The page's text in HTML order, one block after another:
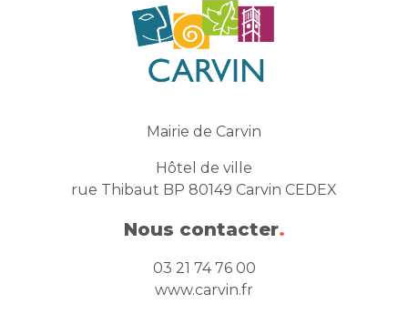
Mairie de Carvin
Hôtel de ville
rue Thibaut BP 80149 Carvin CEDEX
Nous contacter.
03 21 74 76 00
www.carvin.fr